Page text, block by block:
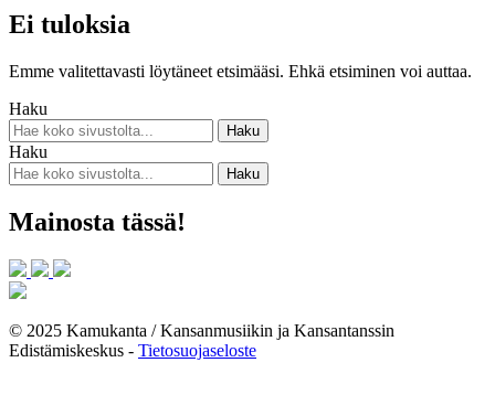
Ei tuloksia
Emme valitettavasti löytäneet etsimääsi. Ehkä etsiminen voi auttaa.
Haku
Haku
Mainosta tässä!
© 2025 Kamukanta / Kansanmusiikin ja Kansantanssin
Edistämiskeskus - Tietosuojaseloste